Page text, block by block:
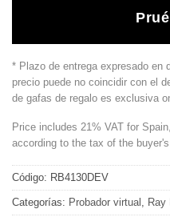
* Plazo de entrega expresado en
precio puede no coincidir con el
de gafas de regalo es exclusiva
Price includes 21% VAT for
according to the tax of the
Código: RB4130DEV
Categorías: Probador virtual , Ray